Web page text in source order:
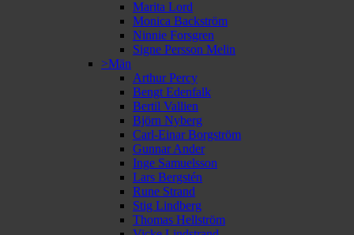
Marita Lord
Monica Backström
Ninnie Forsgren
Signe Persson Melin
>Män
Arthur Percy
Bengt Edenfalk
Bertil Vallien
Björn Nyberg
Carl-Einar Borgström
Gunnar Ander
Inge Samuelsson
Lars Bergstén
Rune Strand
Stig Lindberg
Thomas Hellström